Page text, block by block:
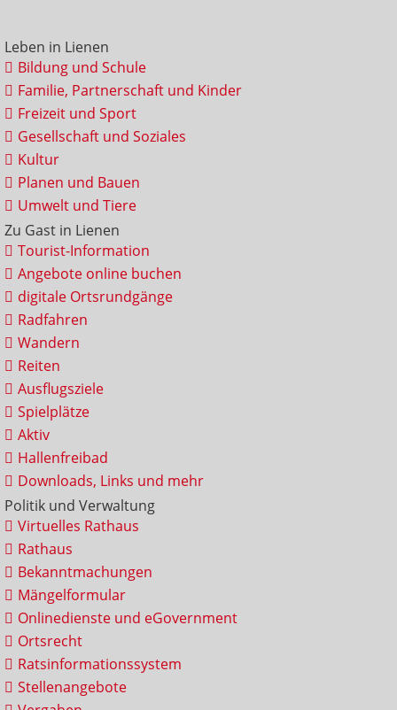
Leben in Lienen
Bildung und Schule
Familie, Partnerschaft und Kinder
Freizeit und Sport
Gesellschaft und Soziales
Kultur
Planen und Bauen
Umwelt und Tiere
Zu Gast in Lienen
Tourist-Information
Angebote online buchen
digitale Ortsrundgänge
Radfahren
Wandern
Reiten
Ausflugsziele
Spielplätze
Aktiv
Hallenfreibad
Downloads, Links und mehr
Politik und Verwaltung
Virtuelles Rathaus
Rathaus
Bekanntmachungen
Mängelformular
Onlinedienste und eGovernment
Ortsrecht
Ratsinformationssystem
Stellenangebote